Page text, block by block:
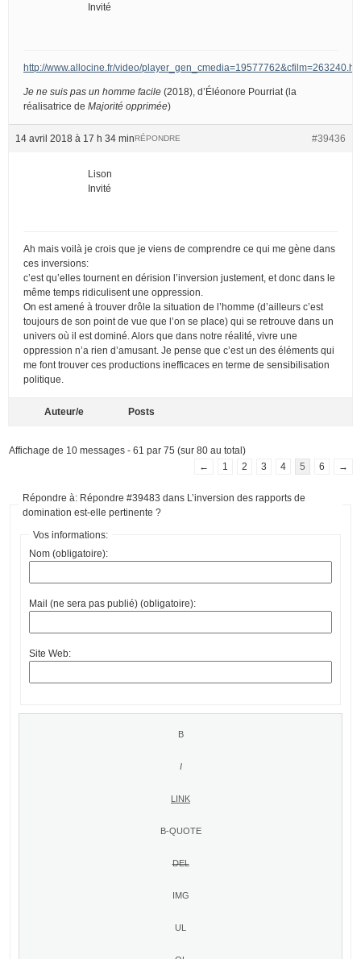
Invité
http://www.allocine.fr/video/
Je ne suis pas un homme facile (2018), d’Éléonore Pourriat (la
réalisatrice de Majorité opprimée)
14 avril 2018 à 17 h 34 min #39436
RÉPONDRE
Lison
Invité
Ah mais voilà je crois que je viens de comprendre ce qui me gène dans
ces inversions:
c’est qu’elles tournent en dérision l’inversion justement, et donc dans le
même temps ridiculisent une oppression.
On est amené à trouver drôle la situation de l’homme (d’ailleurs c’est
toujours de son point de vue que l’on se place) qui se retrouve dans un
univers où il est dominé. Alors que dans notre réalité, vivre une
oppression n’a rien d’amusant. Je pense que c’est un des éléments qui
me font trouver ces productions inefficaces en terme de sensibilisation
politique.
Auteur/e Posts
Affichage de 10 messages - 61 par 75 (sur 80 au total)
←
1 2 3 4 5 6 →
Répondre à: Répondre #39483 dans L’inversion des rapports de
domination est-elle pertinente ?
Vos informations:
Nom (obligatoire):
Mail (ne sera pas publié) (obligatoire):
Site Web: